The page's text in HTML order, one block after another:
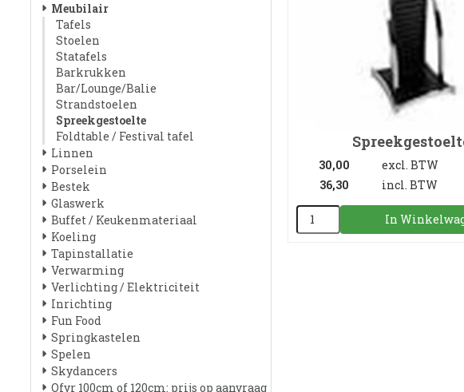
Meubilair
Tafels
Stoelen
Statafels
Barkrukken
Bar/Lounge/Balie
Strandstoelen
Spreekgestoelte
Foldtable / Festival tafel
Linnen
Porselein
Bestek
Glaswerk
Buffet / Keukenmateriaal
Koeling
Tapinstallatie
Verwarming
Verlichting / Elektriciteit
Inrichting
Fun Food
Springkastelen
Spelen
Skydancers
Ofyr 100cm of 120cm: prijs op aanvraag
30,00
excl. BTW
36,30
incl. BTW
In